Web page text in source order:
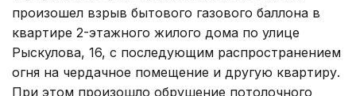
произошел взрыв бытового газового баллона в
квартире 2-этажного жилого дома по улице
Рыскулова, 16, с последующим распространением
огня на чердачное помещение и другую квартиру.
При этом произошло обрушение потолочного